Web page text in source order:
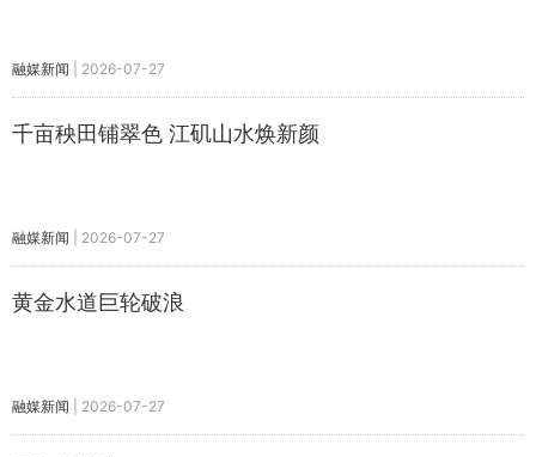
融媒新闻 2026-07-27
千亩秧田铺翠色 江矶山水焕新颜
融媒新闻 2026-07-27
黄金水道巨轮破浪
融媒新闻 2026-07-27